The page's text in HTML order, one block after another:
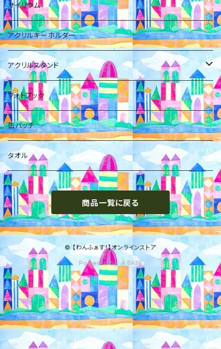
福澤みすみ
岡橋咲奈
佐野初花
箱推し
花村紗海
藤宮くるみ
松田琉那
西野ゆずき
福澤みすみ
佐野初花
橋本ともか
岡橋咲奈
箱
福澤みすみ
サイリウム
アクリルキーホルダー
アクリルスタンド
小日向麻衣
フォトブック
缶バッチ
タオル
商品一覧に戻る
© 【わんふぁす！】オンラインストア
Powered by